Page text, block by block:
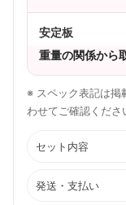
安定板
重量の関係から
※ スペック表記は掲
わせてご確認くださ
セット内容
発送・支払い